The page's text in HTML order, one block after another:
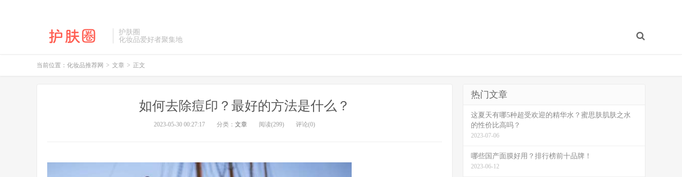
护肤圈
化妆品爱好者聚集地
当前位置： 化妆品推荐网 > 文章 > 正文
如何去除痘印？最好的方法是什么？
2023-05-30 00:27:17 分类： 文章 阅读(299) 评论(0)
热门文章
这夏天有哪5种超受欢迎的精华水？蜜思肤肌肤之水
的性价比高吗？
2023-07-06
哪些国产面膜好用？排行榜前十品牌！
2023-06-12